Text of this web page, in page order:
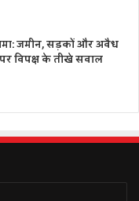
जमीन, सड़कों और अवैध
विपक्ष के तीखे सवाल